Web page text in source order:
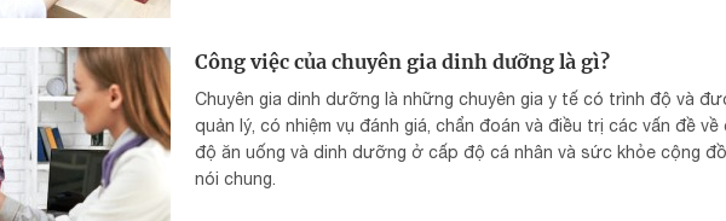
Công việc của chuyên gia dinh dưỡng là gì?
Chuyên gia dinh dưỡng là những chuyên gia y tế có trình độ và
quản lý, có nhiệm vụ đánh giá, chẩn đoán và điều trị các vấn đề về
độ ăn uống và dinh dưỡng ở cấp độ cá nhân và sức khỏe cộng
nói chung.